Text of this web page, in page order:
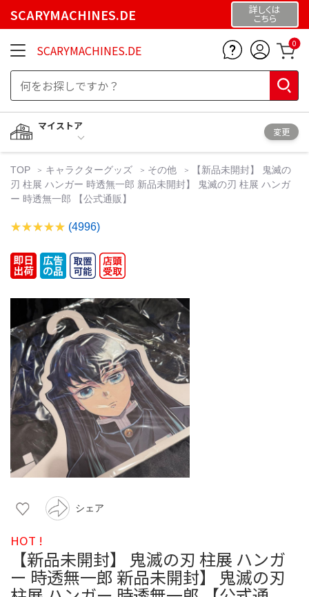
SCARYMACHINES.DE 詳しくは
こちら
SCARYMACHINES.DE 0
マイストア
変更
TOP キャラクターグッズ その他
【新品未開封】 鬼滅の
刃 柱展 ハンガー 時透無一郎 新品未開封】 鬼滅の刃 柱展 ハンガ
ー 時透無一郎 【公式通販】
(4996)
シェア
HOT !
【新品未開封】 鬼滅の刃 柱展 ハンガ
ー 時透無一郎 新品未開封】 鬼滅の刃